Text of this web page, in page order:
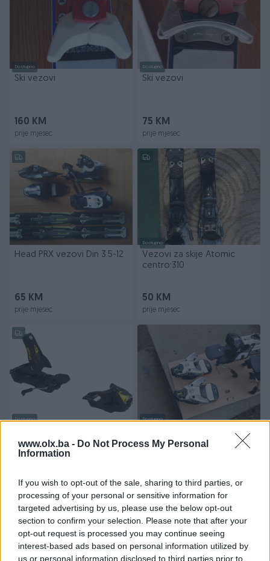
www.olx.ba - Do Not Process My Personal
Information
If you wish to opt-out of the sale, sharing to third parties, or
processing of your personal or sensitive information for
targeted advertising by us, please use the below opt-out
section to confirm your selection. Please note that after your
opt-out request is processed you may continue seeing
interest-based ads based on personal information utilized by
us or personal information disclosed to third parties prior to
Dostupno
Ski vezovi
160 KM
prije mjesec
Dostupno
Ski vezovi
75 KM
prije mjesec
Head PRX vezovi Din 3.5-12
65 KM
prije mjesec
Dostupno
Vezovi za skije Atomic
centro:310
50 KM
prije mjesec
Dostupno
SPX 12 KONECT B90
Novo
prije 2 mjeseca
Dostupno
Atomic STH 13 WTR vez je
nov
prije 2 mjeseca